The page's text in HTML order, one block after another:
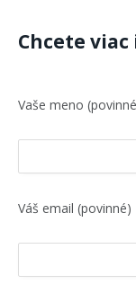
Chcete
Vaše meno
Váš email (povinné)